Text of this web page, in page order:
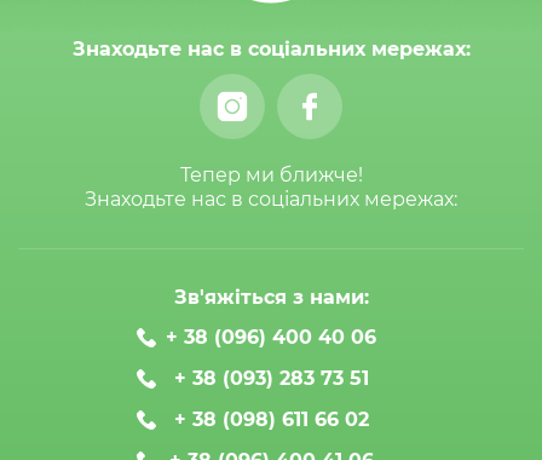
Знаходьте нас в соціальних мережах:
Тепер ми ближче!
Знаходьте нас в соціальних мережах:
Зв'яжіться з нами:
+ 38 (096) 400 40 06
+ 38 (093) 283 73 51
+ 38 (098) 611 66 02